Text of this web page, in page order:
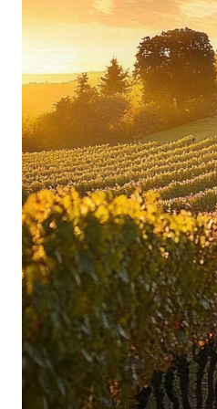
Le viti sono coltivate in
Borgogna, una
tenuta è certificata
frattempo anche il figlio
Insieme perseguono
crescente domanda
impressionante che